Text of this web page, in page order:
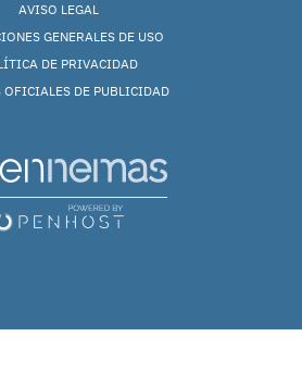
AVISO LEGAL
GENERALES DE USO
DE PRIVACIDAD
OFICIALES DE PUBLICIDAD